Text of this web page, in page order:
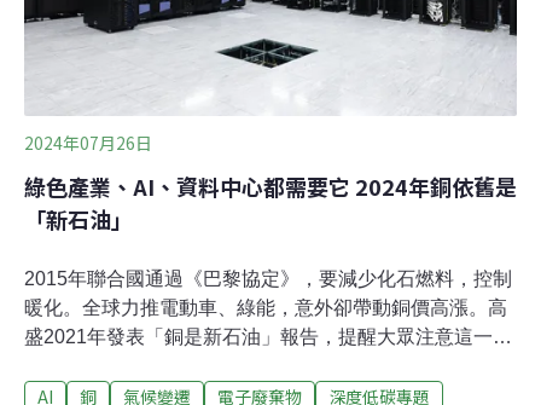
記者會上指出，民眾於本月31日前，至公家或民間共1萬
4300個指定據點回收手機，有機會抽中總額20萬的獎項，
2024年07月26日
綠色產業、AI、資料中心都需要它 2024年銅依舊是
「新石油」
2015年聯合國通過《巴黎協定》，要減少化石燃料，控制
暖化。全球力推電動車、綠能，意外卻帶動銅價高漲。高
盛2021年發表「銅是新石油」報告，提醒大眾注意這一趨
增，今年銅價攀升。美銀預期，2026年銅價還會再上漲，
AI 銅 氣候變遷 電子廢棄物 深度低碳專題